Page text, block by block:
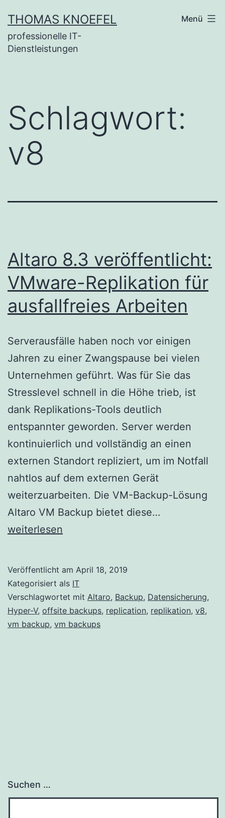
Inhalt
springen
THOMAS KNOEFEL
professionelle IT-
Dienstleistungen
Menü
Schlagwort:
v8
Altaro 8.3 veröffentlicht:
VMware-Replikation für
ausfallfreies Arbeiten
Serverausfälle haben noch vor einigen
Jahren zu einer Zwangspause bei vielen
Unternehmen geführt. Was für Sie das
Stresslevel schnell in die Höhe trieb, ist
dank Replikations-Tools deutlich
entspannter geworden. Server werden
kontinuierlich und vollständig an einen
externen Standort repliziert, um im Notfall
nahtlos auf dem externen Gerät
weiterzuarbeiten. Die VM-Backup-Lösung
Altaro VM Backup bietet diese…
für
ausfallfreies
weiterlesen
Veröffentlicht am April 18, 2019
Kategorisiert als IT
Verschlagwortet mit Altaro, Backup, Datensicherung,
Hyper-V, offsite backups, replication, replikation, v8,
vm backup, vm backups
Suchen …